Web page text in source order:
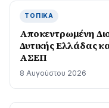
ΤΟΠΙΚΆ
Αποκεντρωμένη
Δυτικής Ελλάδας
ΑΣΕΠ
8 Αυγούστου 2026